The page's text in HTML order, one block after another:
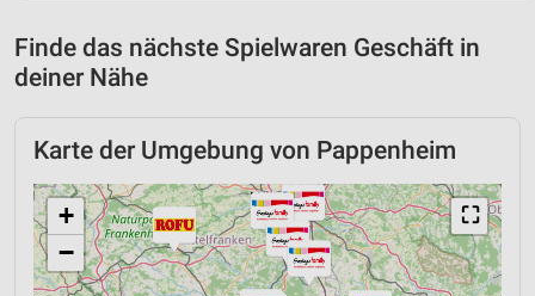
Finde das nächste Spielwaren Geschäft in
deiner Nähe
Karte der Umgebung von Pappenheim
⛶
+
−